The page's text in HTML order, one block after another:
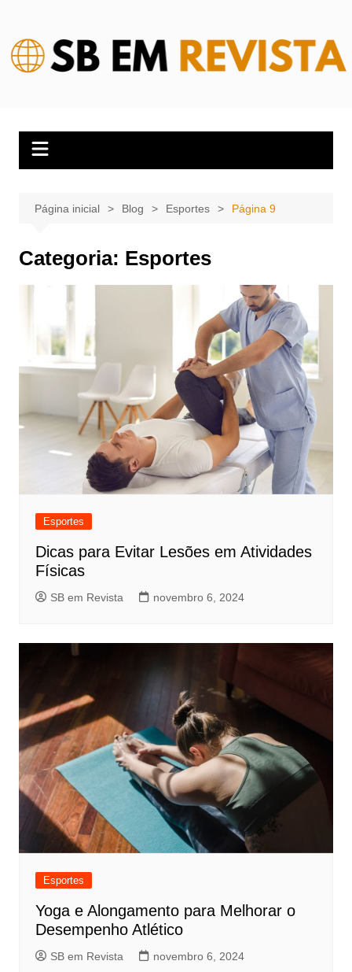
conteúdo
Página inicial Blog Esportes Página 9
Categoria: Esportes
Esportes
Dicas para Evitar Lesões em Atividades
Físicas
SB em Revista novembro 6, 2024
Esportes
Yoga e Alongamento para Melhorar o
Desempenho Atlético
SB em Revista novembro 6, 2024